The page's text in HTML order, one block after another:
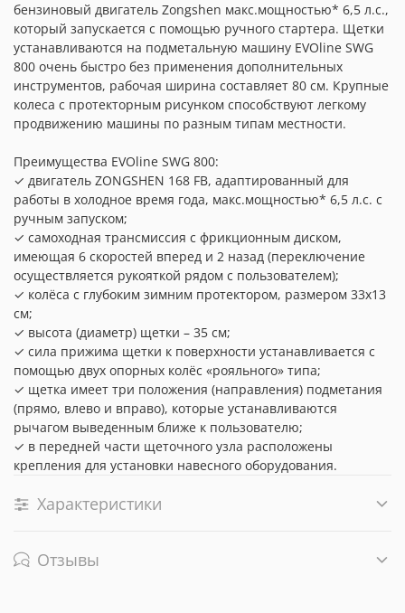
бензиновый двигатель Zongshen макс.мощностью* 6,5 л.с.,
который запускается с помощью ручного стартера. Щетки
устанавливаются на подметальную машину EVOline SWG
800 очень быстро без применения дополнительных
инструментов, рабочая ширина составляет 80 см. Крупные
колеса с протекторным рисунком способствуют легкому
продвижению машины по разным типам местности.
Преимущества EVOline SWG 800:
✓ двигатель ZONGSHEN 168 FB, адаптированный для
работы в холодное время года, макс.мощностью* 6,5 л.с. с
ручным запуском;
✓ самоходная трансмиссия с фрикционным диском,
имеющая 6 скоростей вперед и 2 назад (переключение
осуществляется рукояткой рядом с пользователем);
✓ колёса с глубоким зимним протектором, размером 33х13
см;
✓ высота (диаметр) щетки – 35 см;
✓ сила прижима щетки к поверхности устанавливается с
помощью двух опорных колёс «рояльного» типа;
✓ щетка имеет три положения (направления) подметания
(прямо, влево и вправо), которые устанавливаются
рычагом выведенным ближе к пользователю;
✓ в передней части щеточного узла расположены
крепления для установки навесного оборудования.
Характеристики
Отзывы